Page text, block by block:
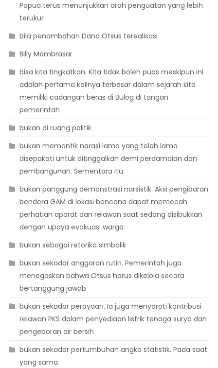
Papua terus menunjukkan arah penguatan yang lebih
terukur
bila penambahan Dana Otsus terealisasi
Billy Mambrasar
bisa kita tingkatkan. Kita tidak boleh puas meskipun ini
adalah pertama kalinya terbesar dalam sejarah kita
memiliki cadangan beras di Bulog di tangan
pemerintah
bukan di ruang politik
bukan memantik narasi lama yang telah lama
disepakati untuk ditinggalkan demi perdamaian dan
pembangunan. Sementara itu
bukan panggung demonstrasi narsistik. Aksi pengibaran
bendera GAM di lokasi bencana dapat memecah
perhatian aparat dan relawan saat sedang disibukkan
dengan upaya evakuasi warga
bukan sebagai retorika simbolik
bukan sekadar anggaran rutin. Pemerintah juga
menegaskan bahwa Otsus harus dikelola secara
bertanggung jawab
bukan sekadar perayaan. Ia juga menyoroti kontribusi
relawan PKS dalam penyediaan listrik tenaga surya dan
pengeboran air bersih
bukan sekadar pertumbuhan angka statistik. Pada saat
yang sama